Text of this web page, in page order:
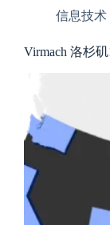
信息技术
Virmach 洛杉